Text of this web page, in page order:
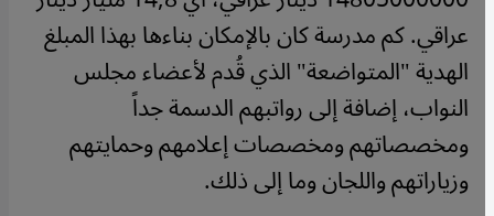
عراقي. كم مدرسة كان بالإمكان بناءها بهذا المبلغ
الهدية "المتواضعة" الذي قُدم لأعضاء مجلس
النواب، إضافة إلى رواتبهم الدسمة جداً
ومخصصاتهم ومخصصات إعلامهم وحمايتهم
وزياراتهم واللجان وما إلى ذلك.